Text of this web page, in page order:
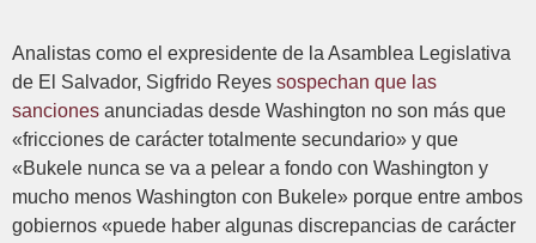
Analistas como el expresidente de la Asamblea Legislativa
de El Salvador, Sigfrido Reyes sospechan que las
sanciones anunciadas desde Washington no son más que
«fricciones de carácter totalmente secundario» y que
«Bukele nunca se va a pelear a fondo con Washington y
mucho menos Washington con Bukele» porque entre ambos
gobiernos «puede haber algunas discrepancias de carácter